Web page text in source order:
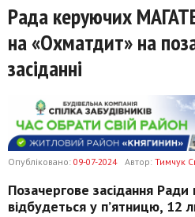
Рада керуючих
на «Охматдит» на
засіданні
Опубліковано: 09-07-2024 Автор: Тимчук
Позачергове засідання
відбудеться у п’ятницю, 12